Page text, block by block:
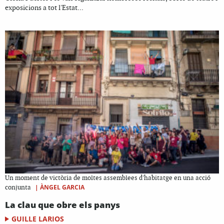
exposicions a tot l'Estat...
Un moment de victòria de moltes assemblees d'habitatge en una acció
conjunta
| ÀNGEL GARCIA
La clau que obre els panys
GUILLE LARIOS